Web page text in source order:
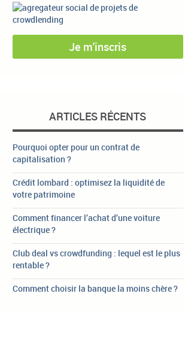
Je m'inscris
ARTICLES RÉCENTS
Pourquoi opter pour un contrat de
capitalisation ?
Crédit lombard : optimisez la liquidité de
votre patrimoine
Comment financer l’achat d’une voiture
électrique ?
Club deal vs crowdfunding : lequel est le plus
rentable ?
Comment choisir la banque la moins chère ?